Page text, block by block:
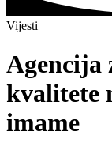
Vijesti
Agencija
kvalitete
imame